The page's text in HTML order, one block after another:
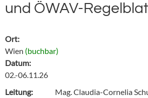
und ÖWAV-
Ort:
Wien (buchbar)
Datum:
02.-06.11.26
Leitung:
Mag. Claudia-Cornelia